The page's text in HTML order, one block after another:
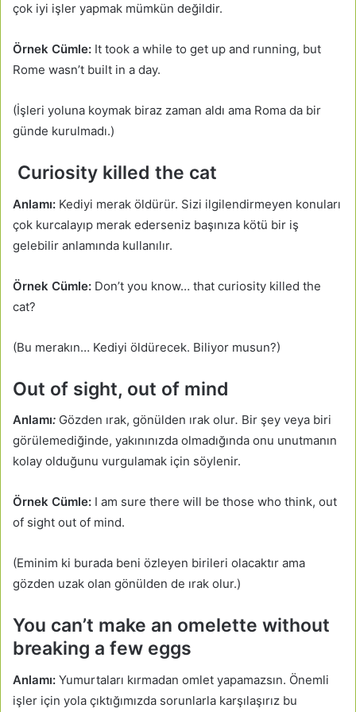
çok iyi işler yapmak mümkün değildir.
Örnek Cümle: It took a while to get up and running, but
Rome wasn’t built in a day.
(İşleri yoluna koymak biraz zaman aldı ama Roma da bir
günde kurulmadı.)
Curiosity killed the cat
Anlamı: Kediyi merak öldürür. Sizi ilgilendirmeyen konuları
çok kurcalayıp merak ederseniz başınıza kötü bir iş
gelebilir anlamında kullanılır.
Örnek Cümle: Don’t you know… that curiosity killed the
cat?
(Bu merakın… Kediyi öldürecek. Biliyor musun?)
Out of sight, out of mind
Anlamı: Gözden ırak, gönülden ırak olur. Bir şey veya biri
görülemediğinde, yakınınızda olmadığında onu unutmanın
kolay olduğunu vurgulamak için söylenir.
Örnek Cümle: I am sure there will be those who think, out
of sight out of mind.
(Eminim ki burada beni özleyen birileri olacaktır ama
gözden uzak olan gönülden de ırak olur.)
You can’t make an omelette without
breaking a few eggs
Anlamı: Yumurtaları kırmadan omlet yapamazsın. Önemli
işler için yola çıktığımızda sorunlarla karşılaşırız bu